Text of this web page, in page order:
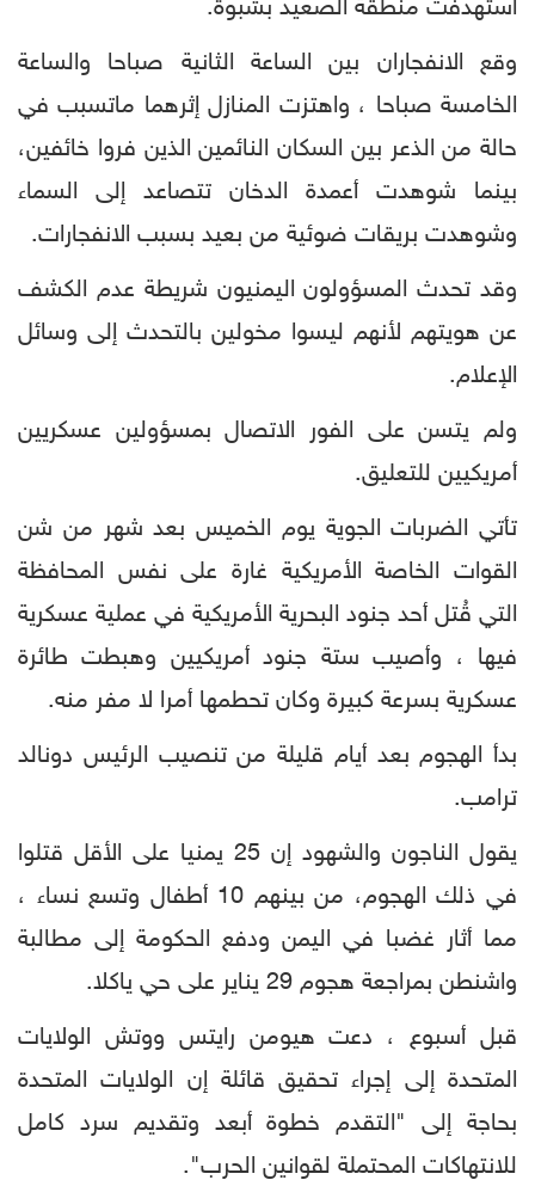
استهدفت منطقة الصعيد بشبوة.
وقع الانفجاران بين الساعة الثانية صباحا والساعة
الخامسة صباحا ، واهتزت المنازل إثرهما ماتسبب في
حالة من الذعر بين السكان النائمين الذين فروا خائفين،
بينما شوهدت أعمدة الدخان تتصاعد إلى السماء
وشوهدت بريقات ضوئية من بعيد بسبب الانفجارات.
وقد تحدث المسؤولون اليمنيون شريطة عدم الكشف
عن هويتهم لأنهم ليسوا مخولين بالتحدث إلى وسائل
الإعلام.
ولم يتسن على الفور الاتصال بمسؤولين عسكريين
أمريكيين للتعليق.
تأتي الضربات الجوية يوم الخميس بعد شهر من شن
القوات الخاصة الأمريكية غارة على نفس المحافظة
التي قُتل أحد جنود البحرية الأمريكية في عملية عسكرية
فيها ، وأصيب ستة جنود أمريكيين وهبطت طائرة
عسكرية بسرعة كبيرة وكان تحطمها أمرا لا مفر منه.
بدأ الهجوم بعد أيام قليلة من تنصيب الرئيس دونالد
ترامب.
يقول الناجون والشهود إن 25 يمنيا على الأقل قتلوا
في ذلك الهجوم، من بينهم 10 أطفال وتسع نساء ،
مما أثار غضبا في اليمن ودفع الحكومة إلى مطالبة
واشنطن بمراجعة هجوم 29 يناير على حي ياكلا.
قبل أسبوع ، دعت هيومن رايتس ووتش الولايات
المتحدة إلى إجراء تحقيق قائلة إن الولايات المتحدة
بحاجة إلى "التقدم خطوة أبعد وتقديم سرد كامل
للانتهاكات المحتملة لقوانين الحرب".